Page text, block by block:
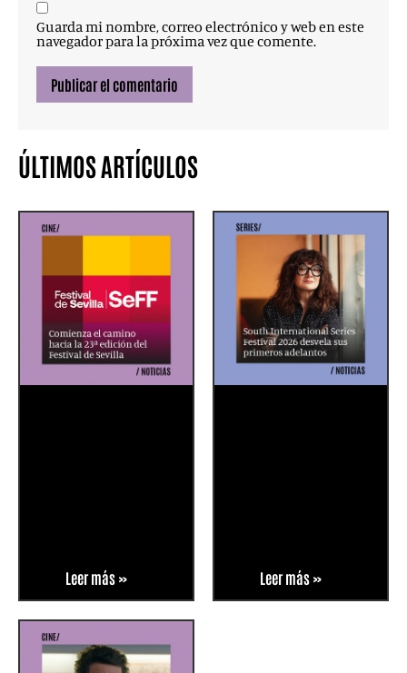
Guarda mi nombre, correo electrónico y web en este
navegador para la próxima vez que comente.
ÚLTIMOS ARTÍCULOS
Leer más » Leer más »